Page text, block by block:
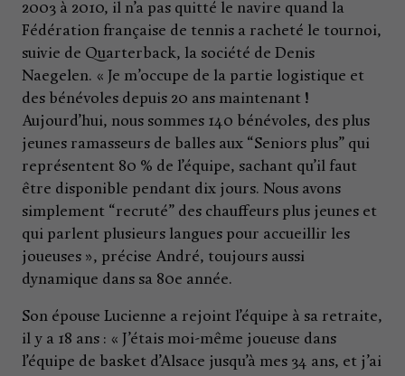
2003 à 2010, il n’a pas quitté le navire quand la
Fédération française de tennis a racheté le tournoi,
suivie de Quarterback, la société de Denis
Naegelen. « Je m’occupe de la partie logistique et
des bénévoles depuis 20 ans maintenant !
Aujourd’hui, nous sommes 140 bénévoles, des plus
jeunes ramasseurs de balles aux “Seniors plus” qui
représentent 80 % de l’équipe, sachant qu’il faut
être disponible pendant dix jours. Nous avons
simplement “recruté” des chauffeurs plus jeunes et
qui parlent plusieurs langues pour accueillir les
joueuses », précise André, toujours aussi
dynamique dans sa 80e année.
Son épouse Lucienne a rejoint l’équipe à sa retraite,
il y a 18 ans : « J’étais moi-même joueuse dans
l’équipe de basket d’Alsace jusqu’à mes 34 ans, et j’ai